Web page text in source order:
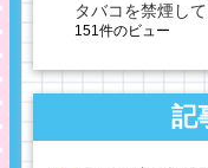
タバコを禁煙し
151件のビュー
記